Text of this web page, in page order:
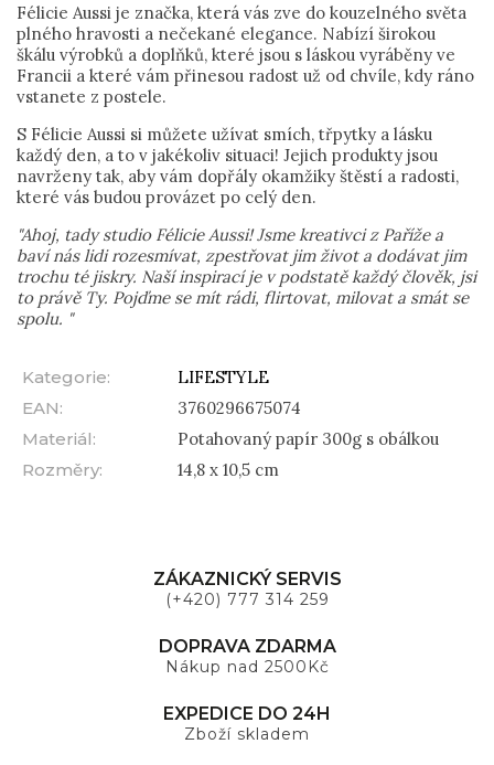
Félicie Aussi je značka, která vás zve do kouzelného světa
plného hravosti a nečekané elegance. Nabízí širokou
škálu výrobků a doplňků, které jsou s láskou vyráběny ve
Francii a které vám přinesou radost už od chvíle, kdy ráno
vstanete z postele.
S Félicie Aussi si můžete užívat smích, třpytky a lásku
každý den, a to v jakékoliv situaci! Jejich produkty jsou
navrženy tak, aby vám dopřály okamžiky štěstí a radosti,
které vás budou provázet po celý den.
"Ahoj, tady studio Félicie Aussi! Jsme kreativci z Paříže a
baví nás lidi rozesmívat, zpestřovat jim život a dodávat jim
trochu té jiskry. Naší inspirací je v podstatě každý člověk, jsi
to právě Ty. Pojďme se mít rádi, flirtovat, milovat a smát se
spolu. "
Kategorie:
LIFESTYLE
EAN:
3760296675074
Materiál:
Potahovaný papír 300g s obálkou
Rozměry: 14,8 x 10,5 cm
ZÁKAZNICKÝ SERVIS
(+420) 777 314 259
DOPRAVA ZDARMA
Nákup nad 2500Kč
EXPEDICE DO 24H
Zboží skladem